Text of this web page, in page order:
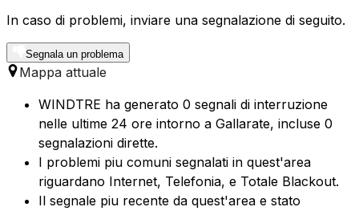
In caso di problemi, inviare una segnalazione di seguito.
Segnala un problema
Mappa attuale
WINDTRE ha generato 0 segnali di interruzione
nelle ultime 24 ore intorno a Gallarate, incluse 0
segnalazioni dirette.
I problemi piu comuni segnalati in quest'area
riguardano Internet, Telefonia, e Totale Blackout.
Il segnale piu recente da quest'area e stato